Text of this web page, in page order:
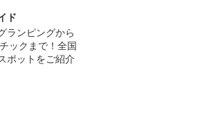
ド
ランピングから
ックまで！全国
ポットをご紹介